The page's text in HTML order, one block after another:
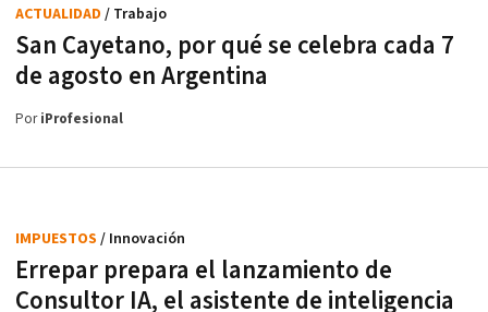
San Cayetano, por qué se celebra cada 7
de agosto en Argentina
ACTUALIDAD / Trabajo
PoriProfesional
Errepar prepara el lanzamiento de
Consultor IA, el asistente de inteligencia
IMPUESTOS / Innovación